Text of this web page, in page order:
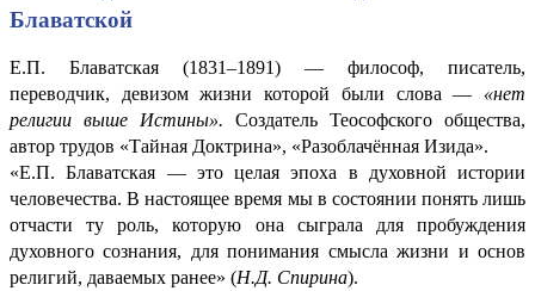
Блаватской
Е.П. Блаватская (1831–1891) — философ, писатель,
переводчик, девизом жизни которой были слова — «нет
религии выше Истины». Создатель Теософского общества,
автор трудов «Тайная Доктрина», «Разоблачённая Изида».
«Е.П. Блаватская — это целая эпоха в духовной истории
человечества. В настоящее время мы в состоянии понять лишь
отчасти ту роль, которую она сыграла для пробуждения
духовного сознания, для понимания смысла жизни и основ
религий, даваемых ранее» (Н.Д. Спирина).